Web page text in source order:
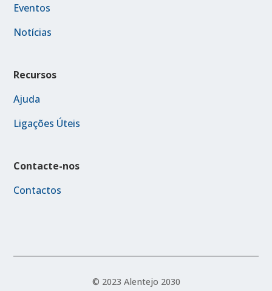
Eventos
Notícias
Recursos
Ajuda
Ligações Úteis
Contacte-nos
Contactos
© 2023 Alentejo 2030